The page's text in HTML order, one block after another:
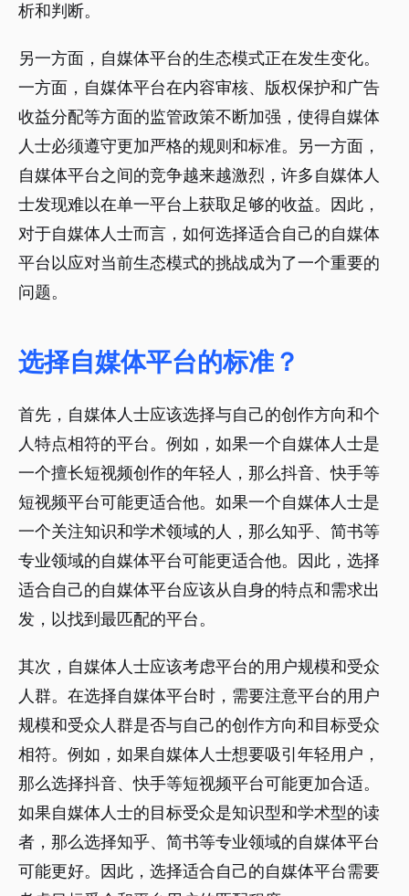
析和判断。
另一方面，自媒体平台的生态模式正在发生变化。
一方面，自媒体平台在内容审核、版权保护和广告
收益分配等方面的监管政策不断加强，使得自媒体
人士必须遵守更加严格的规则和标准。另一方面，
自媒体平台之间的竞争越来越激烈，许多自媒体人
士发现难以在单一平台上获取足够的收益。因此，
对于自媒体人士而言，如何选择适合自己的自媒体
平台以应对当前生态模式的挑战成为了一个重要的
问题。
选择自媒体平台的标准？
首先，自媒体人士应该选择与自己的创作方向和个
人特点相符的平台。例如，如果一个自媒体人士是
一个擅长短视频创作的年轻人，那么抖音、快手等
短视频平台可能更适合他。如果一个自媒体人士是
一个关注知识和学术领域的人，那么知乎、简书等
专业领域的自媒体平台可能更适合他。因此，选择
适合自己的自媒体平台应该从自身的特点和需求出
发，以找到最匹配的平台。
其次，自媒体人士应该考虑平台的用户规模和受众
人群。在选择自媒体平台时，需要注意平台的用户
规模和受众人群是否与自己的创作方向和目标受众
相符。例如，如果自媒体人士想要吸引年轻用户，
那么选择抖音、快手等短视频平台可能更加合适。
如果自媒体人士的目标受众是知识型和学术型的读
者，那么选择知乎、简书等专业领域的自媒体平台
可能更好。因此，选择适合自己的自媒体平台需要